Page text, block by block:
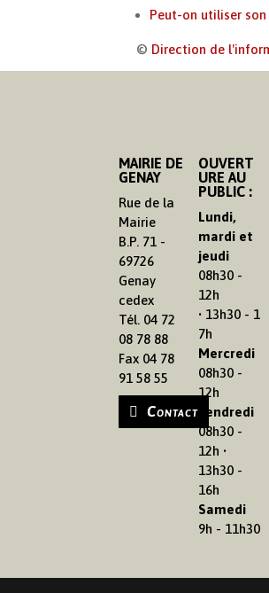
Peut-on utiliser
© Direction de
MAIRIE DE
GENAY
Rue de la
Mairie
B.P. 71 -
69726
Genay
cedex
Tél. 04 72
08 78 88
Fax 04 78
91 58 55
Contact
OUVERT
URE AU
PUBLIC :
Lundi,
mardi et
jeudi
08h30 -
12h
• 13h30 - 1
7h
Mercredi
08h30 -
12h
Vendredi
08h30 -
12h •
13h30 -
16h
Samedi
9h - 11h30